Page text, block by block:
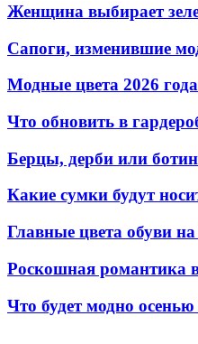
Женщина выбирает
Сапоги, изменившие
Модные цвета 2026
Что обновить в
Берцы, дерби или
Какие сумки будут
Главные цвета обуви
Роскошная романтика
Что будет модно